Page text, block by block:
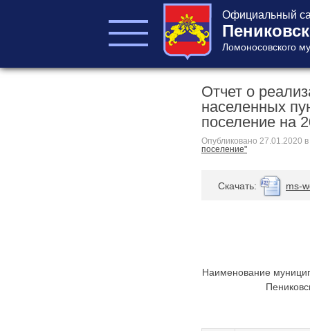
Официальный
Ломоносовского
Отчет о
населенных
поселение на
Опубликовано 27.01.2020
поселение"
Cкачать: ms-
Наименование